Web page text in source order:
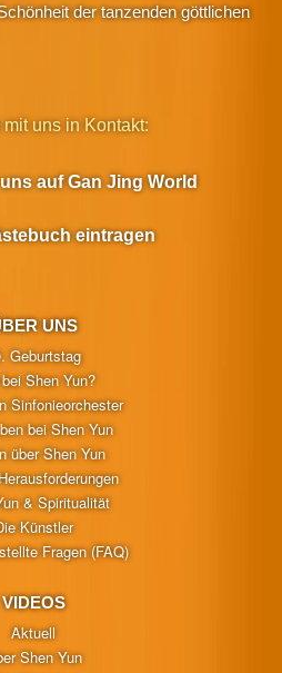
der tanzenden göttlichen
UNS
Geburtstag
Shen Yun?
Sinfonieorchester
bei Shen Yun
über Shen Yun
& Spiritualität
Künstler
Fragen (FAQ)
VIDEOS
Aktuell
Shen Yun
uns in Kontakt:
auf Gan Jing World
eintragen